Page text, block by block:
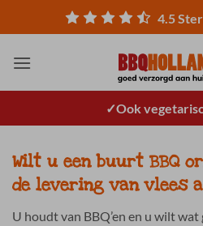
naar
4.5
Ook
Wilt u een buurt BBQ
de levering van vlees
U houdt van BBQ’en en u wilt